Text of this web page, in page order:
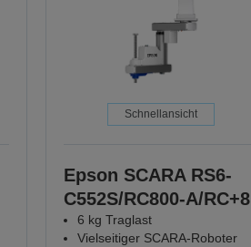
Schnellansicht
Epson SCARA RS6-
C552S/RC800-A/RC+8
6 kg Traglast
Vielseitiger SCARA-Roboter